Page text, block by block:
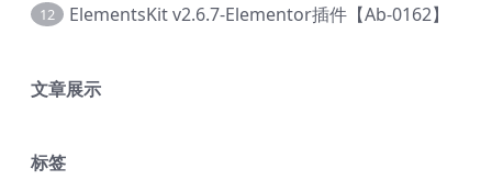
12 ElementsKit v2.6.7-Elementor插件【Ab-0162】
文章展示
标签